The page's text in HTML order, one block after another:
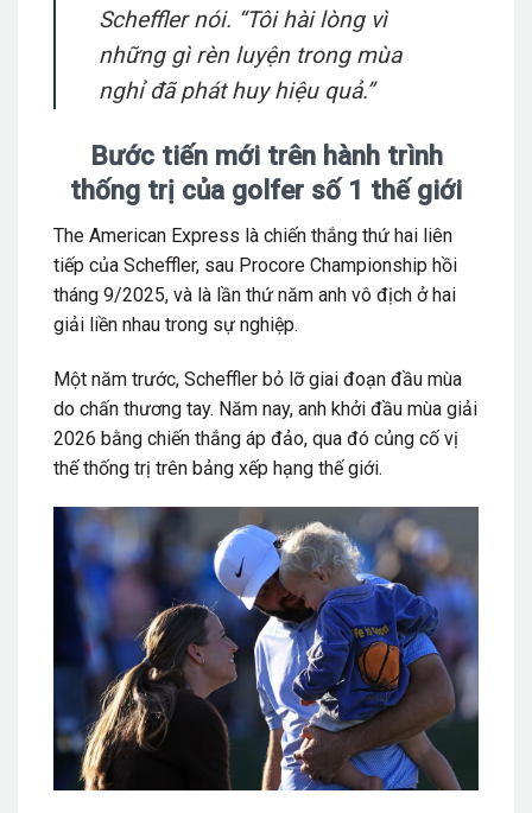
Scheffler nói. “Tôi hài lòng vì
những gì rèn luyện trong mùa
nghỉ đã phát huy hiệu quả.”
Bước tiến mới trên hành trình
thống trị của golfer số 1 thế giới
The American Express là chiến thắng thứ hai liên
tiếp của Scheffler, sau Procore Championship hồi
tháng 9/2025, và là lần thứ năm anh vô địch ở hai
giải liền nhau trong sự nghiệp.
Một năm trước, Scheffler bỏ lỡ giai đoạn đầu mùa
do chấn thương tay. Năm nay, anh khởi đầu mùa giải
2026 bằng chiến thắng áp đảo, qua đó củng cố vị
thế thống trị trên bảng xếp hạng thế giới.